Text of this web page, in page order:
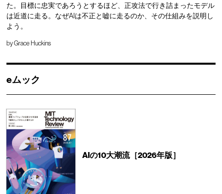
た。目標に忠実であろうとするほど、正攻法で行き詰まったモデル
は近道に走る。なぜAIは不正と嘘に走るのか、その仕組みを説明し
よう。
byGrace Huckins
eムック
AIの10大潮流［2026年版］